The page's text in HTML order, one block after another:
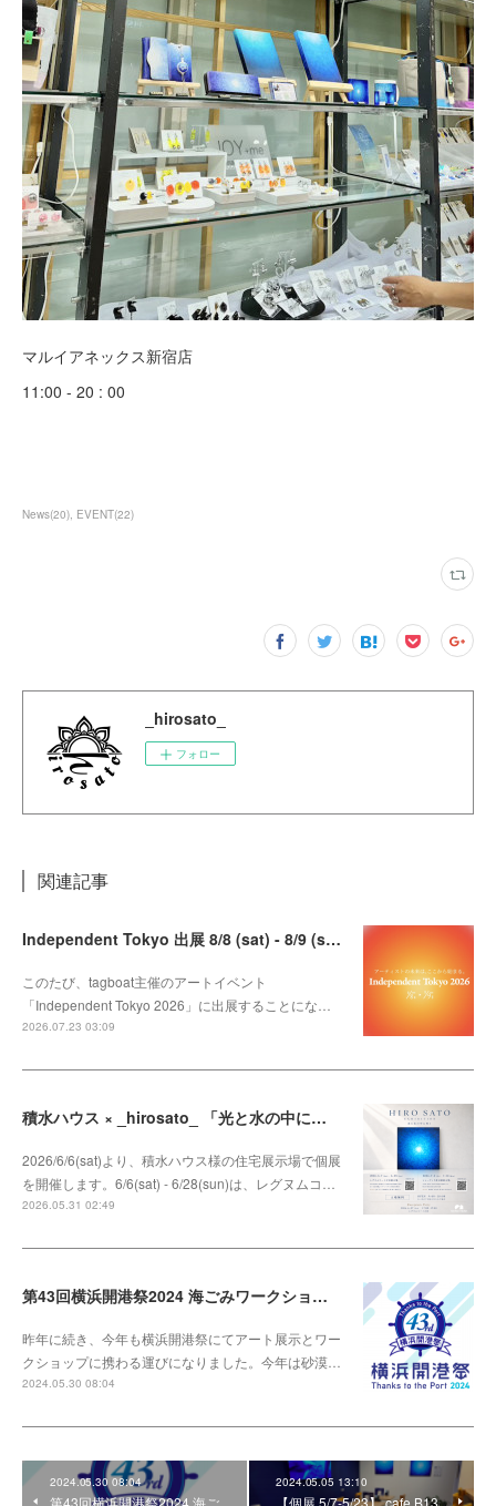
マルイアネックス新宿店
11:00 - 20 : 00
News(20) EVENT(22)
_hirosato_
フォロー
関連記事
Independent Tokyo 出展 8/8 (sat) - 8/9 (sun)
このたび、tagboat主催のアートイベント
「Independent Tokyo 2026」に出展することにな…
2026.07.23 03:09
積水ハウス × _hirosato_ 「光と水の中に咲く」
2026/6/6(sat)より、積水ハウス様の住宅展示場で個展
を開催します。6/6(sat) - 6/28(sun)は、レグヌムコ…
2026.05.31 02:49
第43回横浜開港祭2024 海ごみワークショップ
昨年に続き、今年も横浜開港祭にてアート展示とワー
クショップに携わる運びになりました。今年は砂漠…
2024.05.30 08:04
2024.05.30 08:04
第43回横浜開港祭2024 海ご
2024.05.05 13:10
【個展 5/7-5/23】 cafe B13